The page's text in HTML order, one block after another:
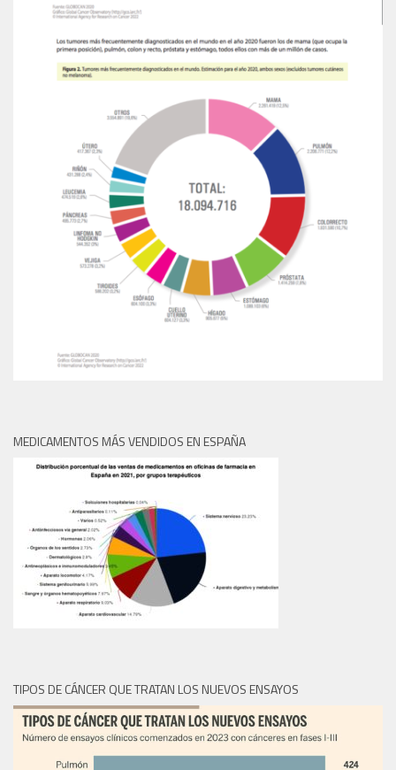
MEDICAMENTOS MÁS VENDIDOS EN ESPAÑA
TIPOS DE CÁNCER QUE TRATAN LOS NUEVOS ENSAYOS